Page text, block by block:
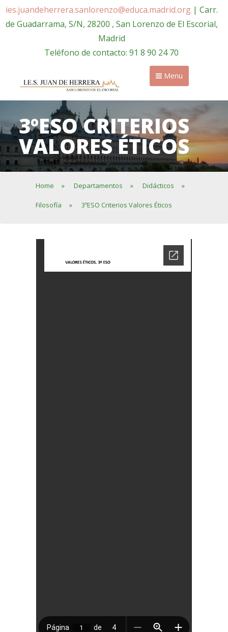
ies.juandeherrera.sanlorenzo@educa.madrid.org| Carr.
de Guadarrama, S/N, 28200 , San Lorenzo de El Escorial,
Madrid
Teléfono de contacto: 91 8 90 24 70
Menu
3ºESO CRITERIOS
VALORES ÉTICOS
Home » Departamentos » Didácticos »
Filosofía » 3ºESO Criterios Valores Éticos